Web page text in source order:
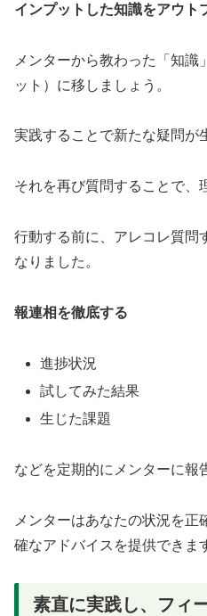
インプットした知識をアウト
メンターから教わった「知
ット）に移しましょう。
実践することで新たな疑問が
それを再び質問することで、
行動する前に、アレコレ質問
なりました。
報連相を徹底する
進捗状況
試してみた結果
生じた課題
などを定期的にメンターに報
メンターはあなたの状況を
確なアドバイスを提供できま
素直に実践し、フィ